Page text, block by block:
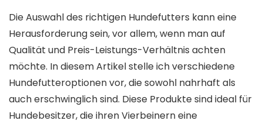
Die Auswahl des richtigen Hundefutters kann eine
Herausforderung sein, vor allem, wenn man auf
Qualität und Preis-Leistungs-Verhältnis achten
möchte. In diesem Artikel stelle ich verschiedene
Hundefutteroptionen vor, die sowohl nahrhaft als
auch erschwinglich sind. Diese Produkte sind ideal für
Hundebesitzer, die ihren Vierbeinern eine